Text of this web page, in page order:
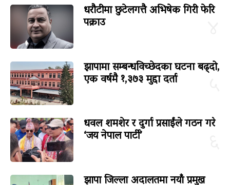
धरौटीमा छुटेलगत्तै अभिषेक गिरी फेरि
पक्राउ
झापामा सम्बन्धविच्छेदका घटना बढ्दो,
एक वर्षमै १,३७३ मुद्दा दर्ता
धवल शमशेर र दुर्गा प्रसाईंले गठन गरे
‘जय नेपाल पार्टी’
झापा जिल्ला अदालतमा नयाँ प्रमुख